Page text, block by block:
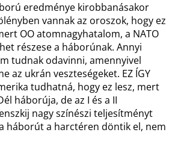
eredménye kirobbanásakor
vannak az oroszok, hogy ez
OO atomnagyhatalom, a NATO
részese a háborúnak. Annyi
tudnak odavinni, amennyivel
az ukrán veszteségeket. EZ ÍGY
tudhatná, hogy ez lesz, mert
háborúja, de az I és a II
nagy színészi teljesítményt
háborút a harctéren döntik el, nem